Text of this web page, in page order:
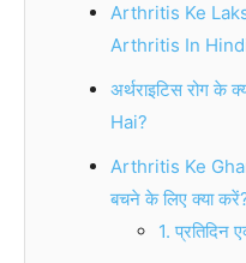
Arthritis Ke
Arthritis In
अर्थराइटिस रोग
Hai?
Arthritis Ke
बचने के लिए क्या
1. प्रतिदिन